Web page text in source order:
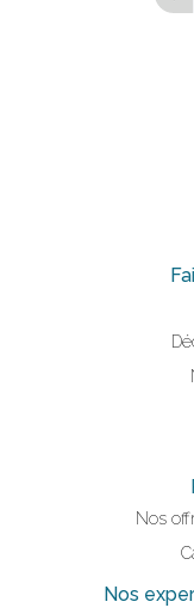
Nos
Nos